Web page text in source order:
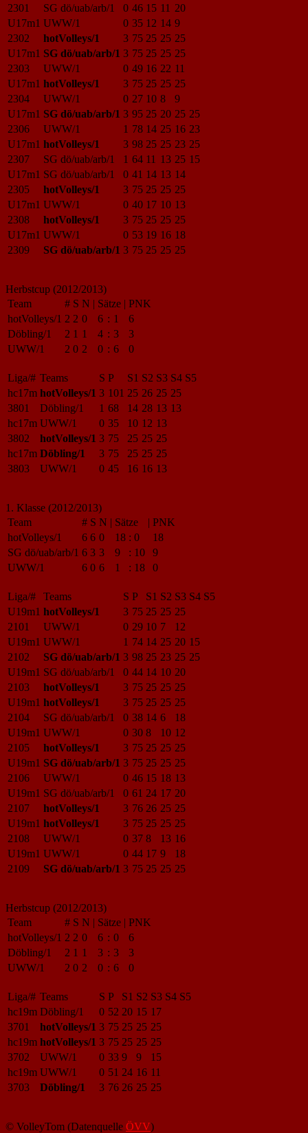
2301 SG dö/uab/arb/1 0 46 15 11 20
U17m1 UWW/1 0 35 12 14 9
2302
hotVolleys/1 3 75 25 25 25
U17m1 SG dö/uab/arb/1 3 75 25 25 25
2303
UWW/1 0 49 16 22 11
U17m1 hotVolleys/1 3 75 25 25 25
2304
UWW/1 0 27 10 8
9
U17m1 SG dö/uab/arb/1 3 95 25 20 25 25
2306
UWW/1 1 78 14 25 16 23
U17m1 hotVolleys/1 3 98 25 25 23 25
2307
SG dö/uab/arb/1 1 64 11 13 25 15
U17m1 SG dö/uab/arb/1 0 41 14 13 14
2305
hotVolleys/1 3 75 25 25 25
U17m1 UWW/1 0 40 17 10 13
2308
hotVolleys/1 3 75 25 25 25
U17m1 UWW/1 0 53 19 16 18
2309
SG dö/uab/arb/1 3 75 25 25 25
Herbstcup (2012/2013)
Team
# S N | Sätze | PNK
hotVolleys/1 2 2 0 6 : 1
6
Döbling/1
2 1 1 4 : 3
3
UWW/1
2 0 2 0 : 6 0
Liga/# Teams S P S1 S2 S3 S4 S5
hc17m hotVolleys/1 3 101 25 26 25 25
3801
Döbling/1 1 68 14 28 13 13
hc17m UWW/1 0 35 10 12 13
3802
hotVolleys/1 3 75 25 25 25
hc17m Döbling/1 3 75 25 25 25
3803
UWW/1 0 45 16 16 13
1. Klasse (2012/2013)
Team
# S N | Sätze | PNK
hotVolleys/1
6 6 0 18 : 0
18
SG dö/uab/arb/1 6 3 3 9 : 10
9
UWW/1
6 0 6 1 : 18 0
Liga/# Teams S P S1 S2 S3 S4 S5
U19m1 hotVolleys/1 3 75 25 25 25
2101
UWW/1 0 29 10 7
12
U19m1 UWW/1 1 74 14 25 20 15
2102
SG dö/uab/arb/1 3 98 25 23 25 25
U19m1 SG dö/uab/arb/1 0 44 14 10 20
2103
hotVolleys/1 3 75 25 25 25
U19m1 hotVolleys/1 3 75 25 25 25
2104
SG dö/uab/arb/1 0 38 14 6
18
U19m1 UWW/1 0 30 8 10 12
2105
hotVolleys/1 3 75 25 25 25
U19m1 SG dö/uab/arb/1 3 75 25 25 25
2106
UWW/1 0 46 15 18 13
U19m1 SG dö/uab/arb/1 0 61 24 17 20
2107
hotVolleys/1 3 76 26 25 25
U19m1 hotVolleys/1 3 75 25 25 25
2108
UWW/1 0 37 8 13 16
U19m1 UWW/1 0 44 17 9
18
2109
SG dö/uab/arb/1 3 75 25 25 25
Herbstcup (2012/2013)
Team
# S N | Sätze | PNK
hotVolleys/1 2 2 0 6 : 0
6
Döbling/1
2 1 1 3 : 3
3
UWW/1
2 0 2 0 : 6 0
Liga/# Teams S P S1 S2 S3 S4 S5
hc19m Döbling/1 0 52 20 15 17
3701
hotVolleys/1 3 75 25 25 25
hc19m hotVolleys/1 3 75 25 25 25
3702
UWW/1 0 33 9 9
15
hc19m UWW/1 0 51 24 16 11
3703
Döbling/1 3 76 26 25 25
© VolleyTom (Datenquelle ÖVV)